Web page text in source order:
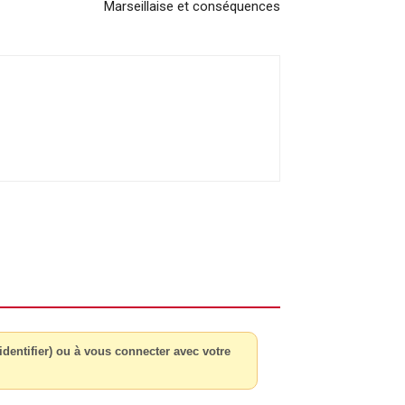
Marseillaise et conséquences
ou à vous connecter avec votre